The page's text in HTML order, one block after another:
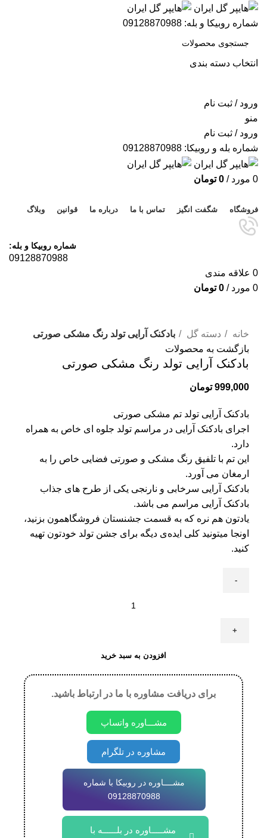
شماره روبیکا و بله: 09128870988
انتخاب دسته بندی
ورود / ثبت نام
منو
ورود / ثبت نام
شماره بله و روبیکا: 09128870988
0 مورد /
0 تومان
فروشگاه شگفت انگیز تماس با ما درباره ما قوانین وبلاگ
شماره روبیکا و بله:
09128870988
0 علاقه مندی
0 مورد /
0 تومان
خانه
دسته گل
بادکنک آرایی تولد رنگ مشکی صورتی
بازگشت به محصولات
بادکنک آرایی تولد رنگ مشکی صورتی
999,000 تومان
بادکنک آرایی تولد تم مشکی صورتی
اجرای بادکنک آرایی در مراسم تولد جلوه ای خاص به همراه
دارد.
این تم با تلفیق رنگ مشکی و صورتی فضایی خاص را به
ارمغان می آورد.
بادکنک آرایی سرخابی و نارنجی یکی از طرح های جذاب
بادکنک آرایی مراسم می باشد.
یادتون هم نره که به قسمت جشنستان فروشگاهمون بزنید،
اونجا میتونید کلی ایده‌ی دیگه برای جشن تولد خودتون تهیه
کنید.
افزودن به سبد خرید
برای دریافت مشاوره با ما در ارتباط باشید.
مشـــاوره واتساپ
مشاوره در تلگرام
مشــــاوره در روبیکا با شماره
09128870988
مشـــــاوره در بلــــــه با